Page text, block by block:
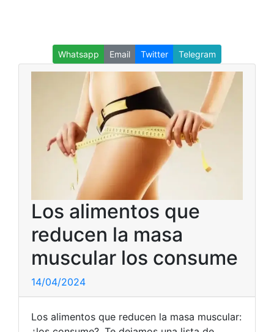
Whatsapp Email Twitter Telegram
Los alimentos que
reducen la masa
muscular los consume
14/04/2024
Los alimentos que reducen la masa muscular: